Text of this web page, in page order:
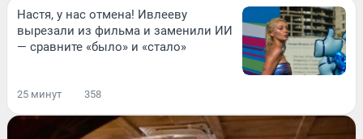
Настя, у нас отмена! Ивлееву
вырезали из фильма и заменили ИИ
— сравните «было» и «стало»
25 минут 358